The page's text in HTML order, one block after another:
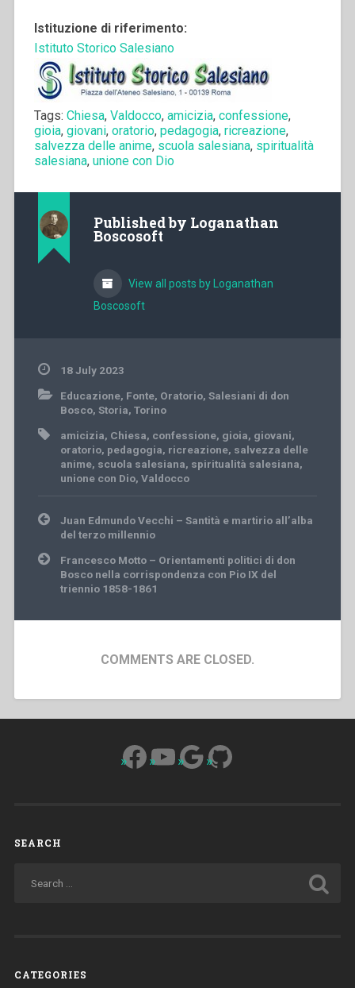
Istituzione di riferimento:
Istituto Storico Salesiano
Tags: Chiesa, Valdocco, amicizia, confessione,
gioia, giovani, oratorio, pedagogia, ricreazione,
salvezza delle anime, scuola salesiana, spiritualità
salesiana, unione con Dio
Published by Loganathan
Boscosoft
View all posts by Loganathan
Boscosoft
18 July 2023
Educazione, Fonte, Oratorio, Salesiani di don
Bosco, Storia, Torino
amicizia, Chiesa, confessione, gioia, giovani,
oratorio, pedagogia, ricreazione, salvezza delle
anime, scuola salesiana, spiritualità salesiana,
unione con Dio, Valdocco
Post
navigation
Juan Edmundo Vecchi – Santità e martirio all’alba
del terzo millennio
Francesco Motto – Orientamenti politici di don
Bosco nella corrispondenza con Pio IX del
triennio 1858-1861
COMMENTS ARE CLOSED.
Facebook
YouTube
Google
GitHub
SEARCH
CATEGORIES